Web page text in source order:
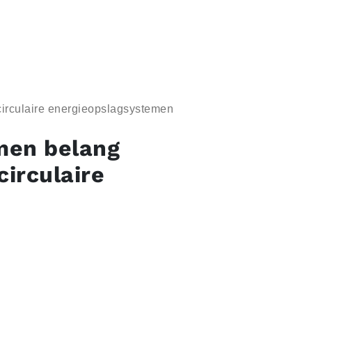
energieopslagsystemen
belang